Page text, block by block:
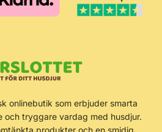
onlinebutik som erbjuder smarta
och tryggare vardag med husdjur.
produkter och en smidig